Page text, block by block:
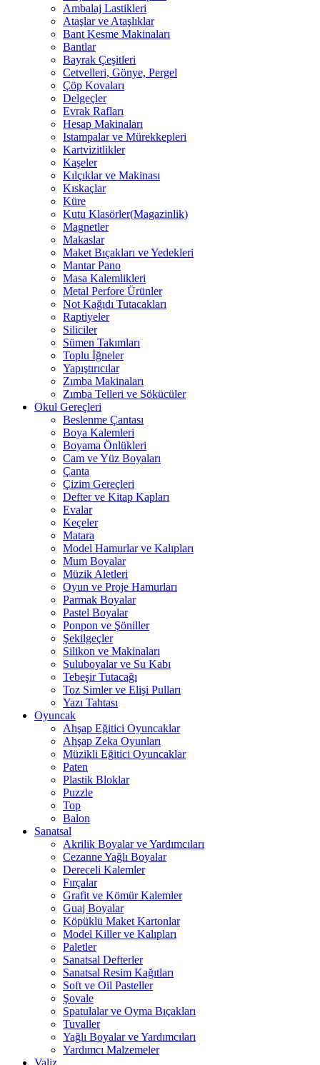
Ambalaj Lastikleri
Ataşlar ve Ataşlıklar
Bant Kesme Makinaları
Bantlar
Bayrak Çeşitleri
Cetvelleri, Gönye, Pergel
Çöp Kovaları
Delgeçler
Evrak Rafları
Hesap Makinaları
Istampalar ve Mürekkepleri
Kartvizitlikler
Kaşeler
Kılçıklar ve Makinası
Kıskaçlar
Küre
Kutu Klasörler(Magazinlik)
Magnetler
Makaslar
Maket Bıçakları ve Yedekleri
Mantar Pano
Masa Kalemlikleri
Metal Perfore Ürünler
Not Kağıdı Tutacakları
Raptiyeler
Siliciler
Sümen Takımları
Toplu İğneler
Yapıştırıcılar
Zımba Makinaları
Zımba Telleri ve Sökücüler
Okul Gereçleri
Beslenme Çantası
Boya Kalemleri
Boyama Önlükleri
Cam ve Yüz Boyaları
Çanta
Çizim Gereçleri
Defter ve Kitap Kapları
Evalar
Keçeler
Matara
Model Hamurlar ve Kalıpları
Mum Boyalar
Müzik Aletleri
Oyun ve Proje Hamurları
Parmak Boyalar
Pastel Boyalar
Ponpon ve Şöniller
Şekilgeçler
Silikon ve Makinaları
Suluboyalar ve Su Kabı
Tebeşir Tutacağı
Toz Simler ve Elişi Pulları
Yazı Tahtası
Oyuncak
Ahşap Eğitici Oyuncaklar
Ahşap Zeka Oyunları
Müzikli Eğitici Oyuncaklar
Paten
Plastik Bloklar
Puzzle
Top
Balon
Sanatsal
Akrilik Boyalar ve Yardımcıları
Cezanne Yağlı Boyalar
Dereceli Kalemler
Fırçalar
Grafit ve Kömür Kalemler
Guaj Boyalar
Köpüklü Maket Kartonlar
Model Killer ve Kalıpları
Paletler
Sanatsal Defterler
Sanatsal Resim Kağıtları
Soft ve Oil Pasteller
Şovale
Spatulalar ve Oyma Bıçakları
Tuvaller
Yağlı Boyalar ve Yardımcıları
Yardımcı Malzemeler
Valiz